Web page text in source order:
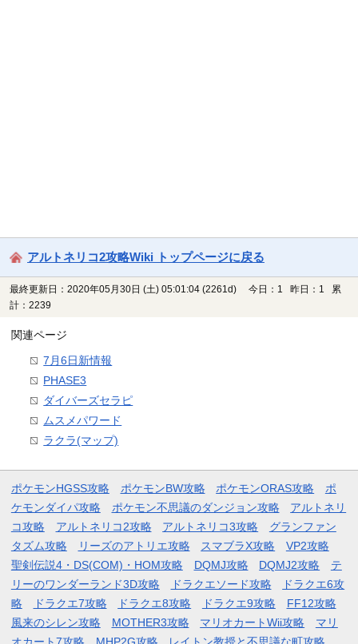
アルトネリコ2攻略Wiki トップページに戻る
最終更新日：2020年05月30日 (土) 05:01:04 (2261d)
今日：1 昨日：1 累
計：2239
関連ページ
7月6日新情報
PHASE3
ダイバーズセラピ
ムスメパワード
ラクラ(マップ)
ポケモンHGSS攻略 ポケモンBW攻略 ポケモンORAS攻略
ポ
ケモンダイパ攻略
ポケモン不思議のダンジョン攻略
アルトネリ
コ攻略
アルトネリコ2攻略 アルトネリコ3攻略
グランファン
タズム攻略
リーズのアトリエ攻略 スマブラX攻略
VP2攻略
聖剣伝説4・DS(COM)・HOM攻略
DQMJ攻略 DQMJ2攻略
テ
リーのワンダーランド3D攻略
ドラクエソード攻略
ドラクエ6攻
略
ドラクエ7攻略 ドラクエ8攻略 ドラクエ9攻略
FF12攻略
風来のシレン攻略
MOTHER3攻略 マリオカートWii攻略
マリ